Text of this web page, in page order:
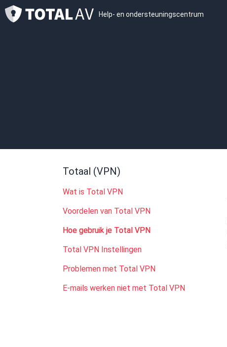
Help- en ondersteuningscentrum
Totaal (VPN)
Wat is Total VPN
Voordelen van Total VPN
Hoe gebruik je Total VPN
Total VPN Instellingen
Problemen met Total VPN
E-mails werken niet met Total VPN